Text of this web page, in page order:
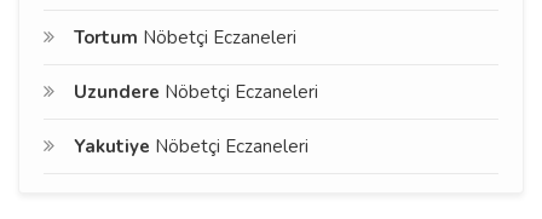
Tortum Nöbetçi Eczaneleri
Uzundere Nöbetçi Eczaneleri
Yakutiye Nöbetçi Eczaneleri